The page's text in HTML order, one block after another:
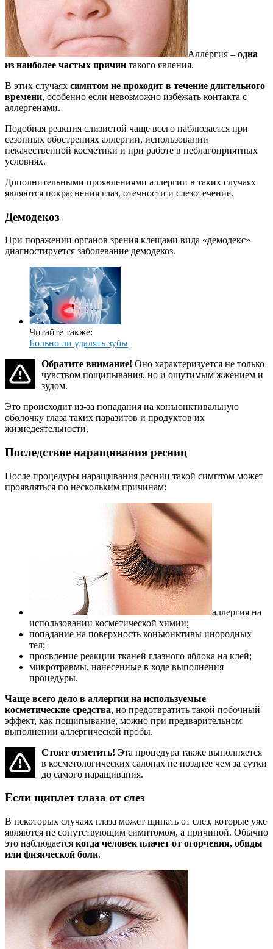
Аллергия – одна
из наиболее частых причин такого явления.
В этих случаях симптом не проходит в течение длительного
времени, особенно если невозможно избежать контакта с
аллергенами.
Подобная реакция слизистой чаще всего наблюдается при
сезонных обострениях аллергии, использовании
некачественной косметики и при работе в неблагоприятных
условиях.
Дополнительными проявлениями аллергии в таких случаях
являются покраснения глаз, отечности и слезотечение.
Демодекоз
При поражении органов зрения клещами вида «демодекс»
диагностируется заболевание демодекоз.
Читайте также:
Больно ли удалять зубы
Обратите внимание! Оно характеризуется не только
чувством пощипывания, но и ощутимым жжением и
зудом.
Это происходит из-за попадания на конъюнктивальную
оболочку глаза таких паразитов и продуктов их
жизнедеятельности.
Последствие наращивания ресниц
После процедуры наращивания ресниц такой симптом может
проявляться по нескольким причинам:
аллергия на
использовании косметической химии;
попадание на поверхность конъюнктивы инородных
тел;
проявление реакции тканей глазного яблока на клей;
микротравмы, нанесенные в ходе выполнения
процедуры.
Чаще всего дело в аллергии на используемые
косметические средства, но предотвратить такой побочный
эффект, как пощипывание, можно при предварительном
выполнении аллергической пробы.
Стоит отметить! Эта процедура также выполняется
в косметологических салонах не позднее чем за сутки
до самого наращивания.
Если щиплет глаза от слез
В некоторых случаях глаза может щипать от слез, которые уже
являются не сопутствующим симптомом, а причиной. Обычно
это наблюдается когда человек плачет от огорчения, обиды
или физической боли.